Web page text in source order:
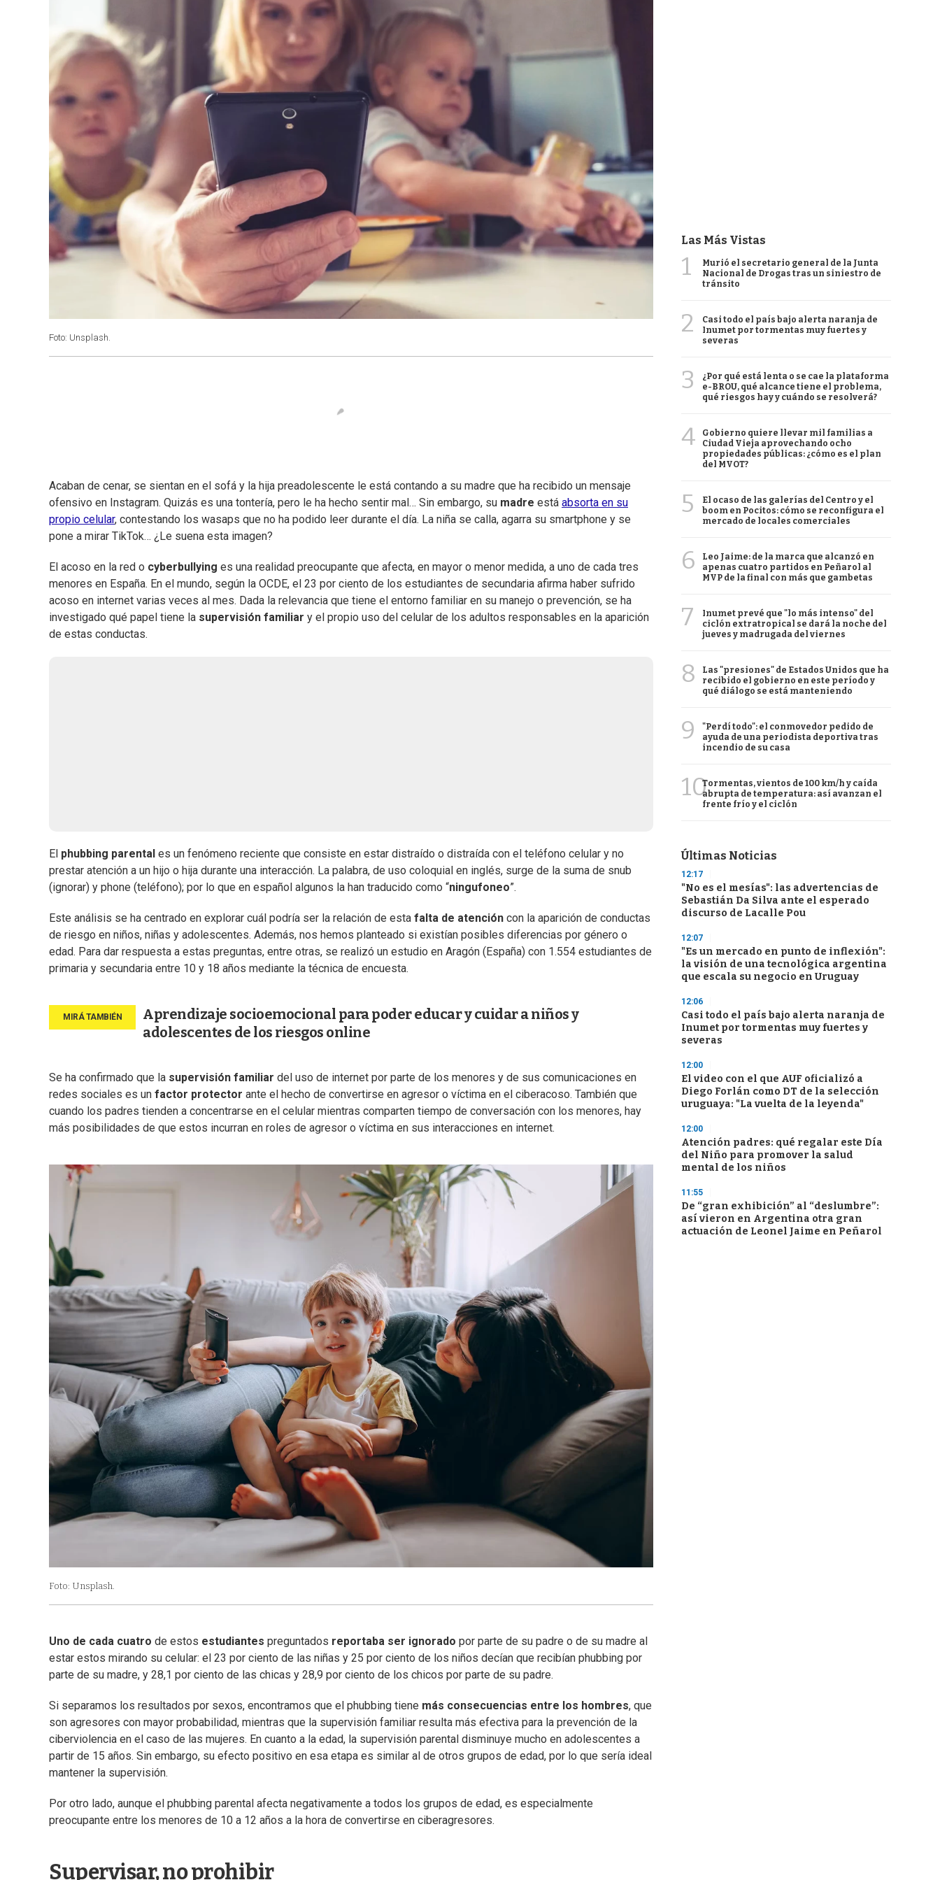
Foto: Unsplash.
Acaban de cenar, se sientan en el sofá y la hija preadolescente le está contando a su madre que ha recibido un mensaje
ofensivo en Instagram. Quizás es una tontería, pero le ha hecho sentir mal… Sin embargo, su madre está absorta en su
propio celular, contestando los wasaps que no ha podido leer durante el día. La niña se calla, agarra su smartphone y se
pone a mirar TikTok… ¿Le suena esta imagen?
El acoso en la red o cyberbullying es una realidad preocupante que afecta, en mayor o menor medida, a uno de cada tres
menores en España. En el mundo, según la OCDE, el 23 por ciento de los estudiantes de secundaria afirma haber sufrido
acoso en internet varias veces al mes. Dada la relevancia que tiene el entorno familiar en su manejo o prevención, se ha
investigado qué papel tiene la supervisión familiar y el propio uso del celular de los adultos responsables en la aparición
de estas conductas.
El phubbing parental es un fenómeno reciente que consiste en estar distraído o distraída con el teléfono celular y no
prestar atención a un hijo o hija durante una interacción. La palabra, de uso coloquial en inglés, surge de la suma de snub
(ignorar) y phone (teléfono); por lo que en español algunos la han traducido como “ningufoneo”.
Este análisis se ha centrado en explorar cuál podría ser la relación de esta falta de atención con la aparición de conductas
de riesgo en niños, niñas y adolescentes. Además, nos hemos planteado si existían posibles diferencias por género o
edad. Para dar respuesta a estas preguntas, entre otras, se realizó un estudio en Aragón (España) con 1.554 estudiantes de
primaria y secundaria entre 10 y 18 años mediante la técnica de encuesta.
Aprendizaje socioemocional para poder educar y cuidar a niños y
adolescentes de los riesgos online
Se ha confirmado que la supervisión familiar del uso de internet por parte de los menores y de sus comunicaciones en
redes sociales es un factor protector ante el hecho de convertirse en agresor o víctima en el ciberacoso. También que
cuando los padres tienden a concentrarse en el celular mientras comparten tiempo de conversación con los menores, hay
más posibilidades de que estos incurran en roles de agresor o víctima en sus interacciones en internet.
Foto: Unsplash.
Uno de cada cuatro de estos estudiantes preguntados reportaba ser ignorado por parte de su padre o de su madre al
estar estos mirando su celular: el 23 por ciento de las niñas y 25 por ciento de los niños decían que recibían phubbing por
parte de su madre, y 28,1 por ciento de las chicas y 28,9 por ciento de los chicos por parte de su padre.
Si separamos los resultados por sexos, encontramos que el phubbing tiene más consecuencias entre los hombres, que
son agresores con mayor probabilidad, mientras que la supervisión familiar resulta más efectiva para la prevención de la
ciberviolencia en el caso de las mujeres. En cuanto a la edad, la supervisión parental disminuye mucho en adolescentes a
partir de 15 años. Sin embargo, su efecto positivo en esa etapa es similar al de otros grupos de edad, por lo que sería ideal
mantener la supervisión.
Por otro lado, aunque el phubbing parental afecta negativamente a todos los grupos de edad, es especialmente
preocupante entre los menores de 10 a 12 años a la hora de convertirse en ciberagresores.
Supervisar, no prohibir
Las Más Vistas
1
Murió el secretario general de la Junta
Nacional de Drogas tras un siniestro de
tránsito
2
Casi todo el país bajo alerta naranja de
Inumet por tormentas muy fuertes y
severas
3
¿Por qué está lenta o se cae la plataforma
e-BROU, qué alcance tiene el problema,
qué riesgos hay y cuándo se resolverá?
4
Gobierno quiere llevar mil familias a
Ciudad Vieja aprovechando ocho
propiedades públicas: ¿cómo es el plan
del MVOT?
5
El ocaso de las galerías del Centro y el
boom en Pocitos: cómo se reconfigura el
mercado de locales comerciales
6
Leo Jaime: de la marca que alcanzó en
apenas cuatro partidos en Peñarol al
MVP de la final con más que gambetas
7
Inumet prevé que "lo más intenso" del
ciclón extratropical se dará la noche del
jueves y madrugada del viernes
8
Las "presiones" de Estados Unidos que ha
recibido el gobierno en este período y
qué diálogo se está manteniendo
9
"Perdí todo": el conmovedor pedido de
ayuda de una periodista deportiva tras
incendio de su casa
10Tormentas, vientos de 100 km/h y caída
abrupta de temperatura: así avanzan el
frente frío y el ciclón
Últimas Noticias
12:17
"No es el mesías": las advertencias de
Sebastián Da Silva ante el esperado
discurso de Lacalle Pou
12:07
"Es un mercado en punto de inflexión":
la visión de una tecnológica argentina
que escala su negocio en Uruguay
12:06
Casi todo el país bajo alerta naranja de
Inumet por tormentas muy fuertes y
severas
12:00
El video con el que AUF oficializó a
Diego Forlán como DT de la selección
uruguaya: "La vuelta de la leyenda"
12:00
Atención padres: qué regalar este Día
del Niño para promover la salud
mental de los niños
11:55
De “gran exhibición” al “deslumbre”:
así vieron en Argentina otra gran
actuación de Leonel Jaime en Peñarol